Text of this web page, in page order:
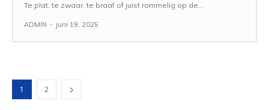
Te plat, te zwaar, te braaf of juist rommelig op de...
ADMIN - juni 19, 2025
1 2